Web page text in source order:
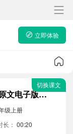
立即体验
六年级上册语文《江南春》原文电子版带拼音朗读音频
级上册
长： 00:20
切换课文